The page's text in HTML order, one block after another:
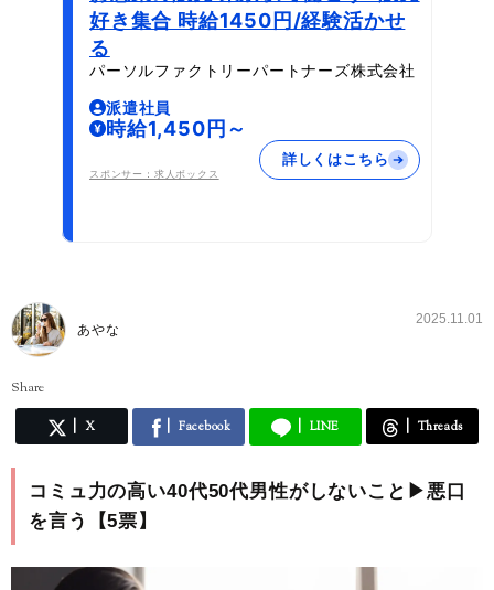
好き集合 時給1450円/経験活かせ
る
パーソルファクトリーパートナーズ株式会社
派遣社員
時給1,450円～
スポンサー：求人ボックス
詳しくはこちら
あやな
2025.11.01
Share
X Facebook LINE Threads
コミュ力の高い40代50代男性がしないこと▶︎悪口
を言う【5票】